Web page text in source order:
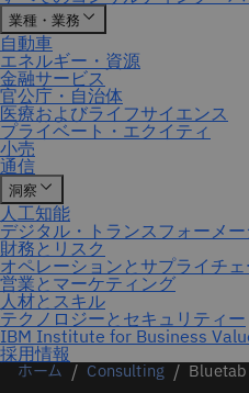
ホーム Consulting Bluetab